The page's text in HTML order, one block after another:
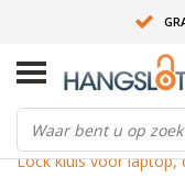
OP WERKDAGEN
Home/ Biometrische
Lock kluis voor laptop,